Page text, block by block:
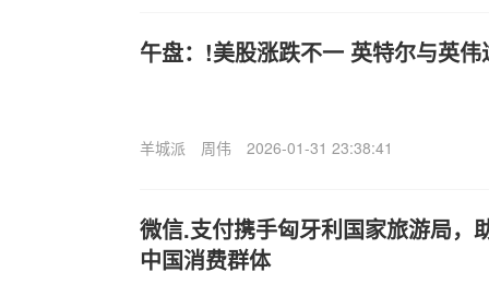
午盘：!美股涨跌不一 英特尔与英
羊城派 周伟 2026-01-31 23:38:41
微信.支付携手匈牙利国家旅游局，
中国消费群体